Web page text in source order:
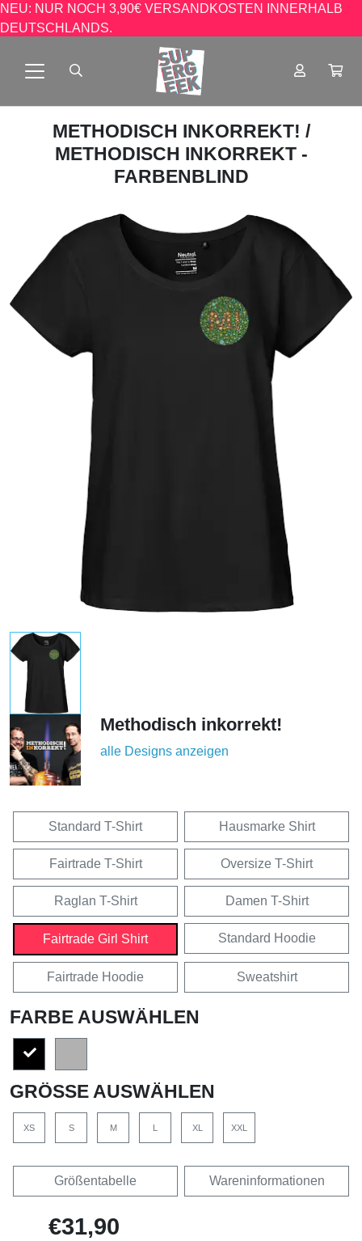
NEU: NUR NOCH 3,90€ VERSANDKOSTEN INNERHALB
DEUTSCHLANDS.
METHODISCH INKORREKT! /
METHODISCH INKORREKT -
FARBENBLIND
Methodisch inkorrekt!
alle Designs anzeigen
Standard T-Shirt Hausmarke Shirt
Fairtrade T-Shirt Oversize T-Shirt
Raglan T-Shirt Damen T-Shirt
Fairtrade Girl Shirt Standard Hoodie
Fairtrade Hoodie Sweatshirt
FARBE AUSWÄHLEN
GRÖSSE AUSWÄHLEN
XS S M L XL XXL
Größentabelle Wareninformationen
€31,90